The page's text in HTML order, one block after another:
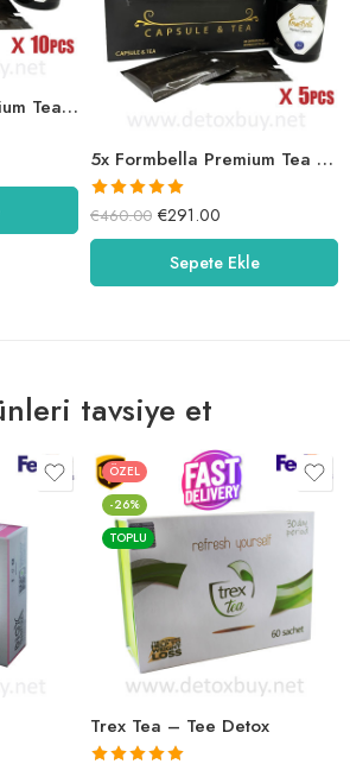
10x Formbella Premium Tea And Capsule
5x Formbella Premium Tea And Capsule
5 üzerinden
5.00oy aldı
€460.00 €291.00
Sepete Ekle
tavsiye et
ÖZEL
-26%
TOPLU
Trex Tea – Tee Detox